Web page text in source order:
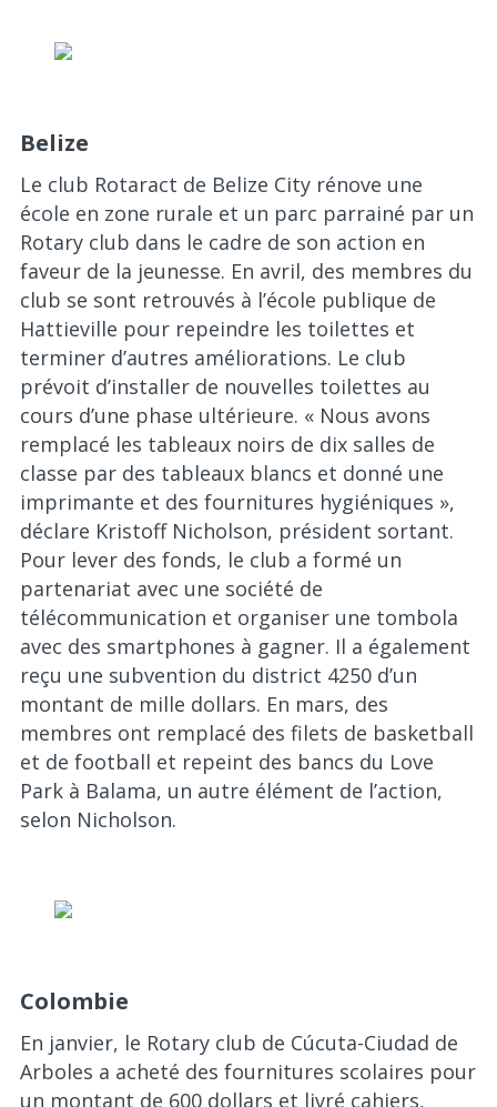
Belize
Le club Rotaract de Belize City rénove une
école en zone rurale et un parc parrainé par un
Rotary club dans le cadre de son action en
faveur de la jeunesse. En avril, des membres du
club se sont retrouvés à l’école publique de
Hattieville pour repeindre les toilettes et
terminer d’autres améliorations. Le club
prévoit d’installer de nouvelles toilettes au
cours d’une phase ultérieure. « Nous avons
remplacé les tableaux noirs de dix salles de
classe par des tableaux blancs et donné une
imprimante et des fournitures hygiéniques »,
déclare Kristoff Nicholson, président sortant.
Pour lever des fonds, le club a formé un
partenariat avec une société de
télécommunication et organiser une tombola
avec des smartphones à gagner. Il a également
reçu une subvention du district 4250 d’un
montant de mille dollars. En mars, des
membres ont remplacé des filets de basketball
et de football et repeint des bancs du Love
Park à Balama, un autre élément de l’action,
selon Nicholson.
Colombie
En janvier, le Rotary club de Cúcuta-Ciudad de
Arboles a acheté des fournitures scolaires pour
un montant de 600 dollars et livré cahiers,